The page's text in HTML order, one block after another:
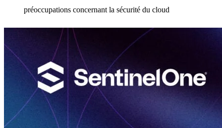
préoccupations concernant la sécurité du cloud